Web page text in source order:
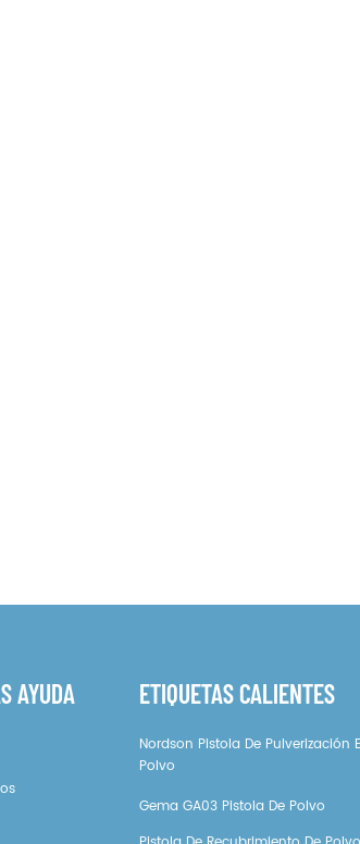
AYUDA ETIQUETAS CALIENTES
Nordson Pistola De Pulverización
Polvo
Gema GA03 Pistola De Polvo